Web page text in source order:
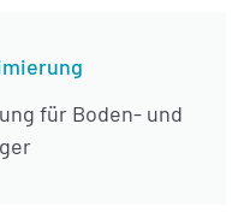
für Boden- und